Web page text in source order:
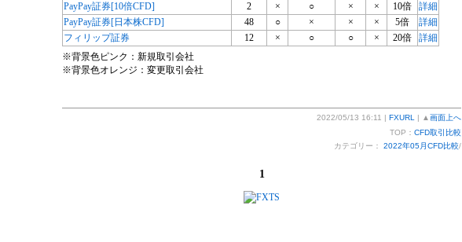
PayPay証券[10倍CFD]
2 × ○ × × 10倍
詳細
PayPay証券[日本株CFD]
48 ○ × × × 5倍
詳細
フィリップ証券
12 × ○ ○ × 20倍
詳細
※背景色ピンク：新規取引会社
※背景色オレンジ：変更取引会社
2022/05/13 16:11 | FXURL | ▲ 画面上へ
TOP： CFD取引比較
カテゴリー： 2022年05月CFD比較/
1